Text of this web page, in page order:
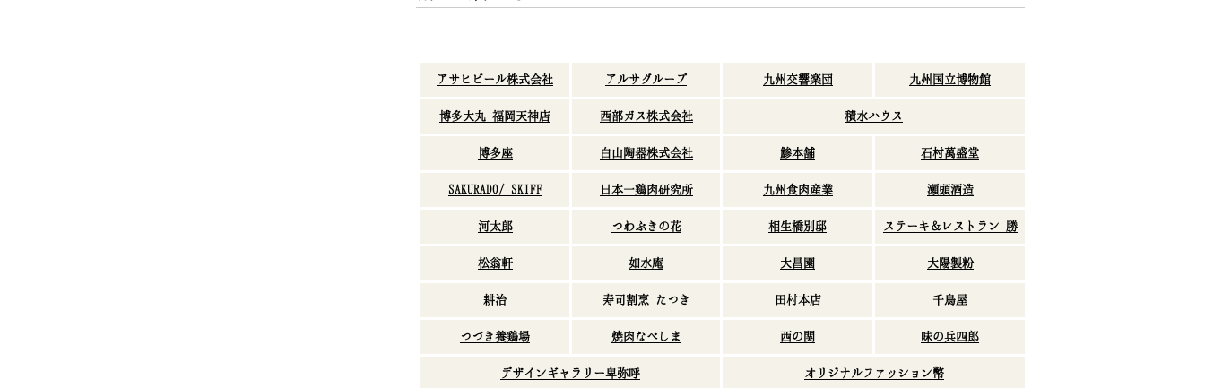
アサヒビール株式会社 アルサグループ 九州交響楽団 九州国立博物館
博多大丸 福岡天神店 西部ガス株式会社 積水ハウス
博多座 白山陶器株式会社 鯵本舗 石村萬盛堂
SAKURADO/ SKIFF 日本一鶏肉研究所 九州食肉産業 瀬頭酒造
河太郎 つわぶきの花 相生橋別邸 ステーキ＆レストラン 勝
松翁軒 如水庵 大昌園 大陽製粉
耕治 寿司割烹 たつき 田村本店 千鳥屋
つづき養鶏場 焼肉なべしま 西の関 味の兵四郎
デザインギャラリー卑弥呼 オリジナルファッション幣